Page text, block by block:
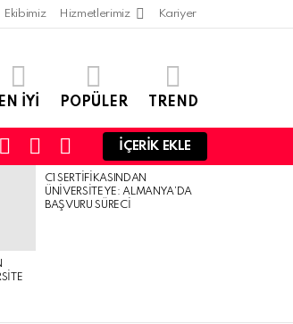
Ekibimiz Hizmetlerimiz Kariyer
EN IYI POPÜLER TREND
SWITCHSEARCHLOGIN
İÇERIK EKLE
C1 SERTIFIKASINDAN
ÜNIVERSITEYE: ALMANYA’DA
BAŞVURU SÜRECI